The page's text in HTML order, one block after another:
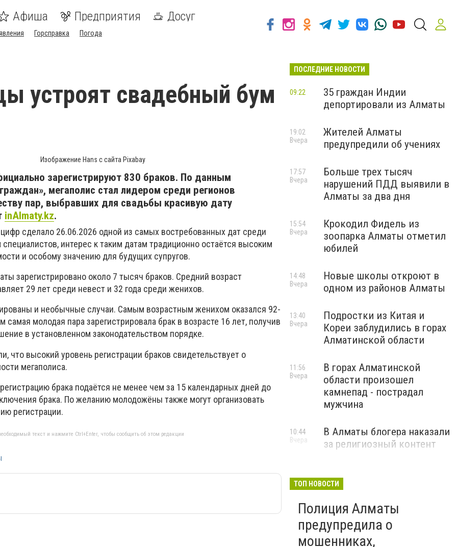
Афиша Предприятия Досуг
Горсправка Погода
устроят свадебный бум
Изображение Hans с сайта Pixabay
зарегистрируют 830 браков. По данным
мегаполис стал лидером среди регионов
пар, выбравших для свадьбы красивую дату
inAlmaty.kz.
сделало 26.06.2026 одной из самых востребованных дат среди
интерес к таким датам традиционно остаётся высоким
и особому значению для будущих супругов.
зарегистрировано около 7 тысяч браков. Средний возраст
29 лет среди невест и 32 года среди женихов.
и необычные случаи. Самым возрастным женихом оказался 92-
самая молодая пара зарегистрировала брак в возрасте 16 лет, получив
в установленном законодательством порядке.
что высокий уровень регистрации браков свидетельствует о
мегаполиса.
брака подаётся не менее чем за 15 календарных дней до
брака. По желанию молодожёны также могут организовать
регистрации.
текст и нажмите Ctrl+Enter, чтобы сообщить об этом редакции
ПОСЛЕДНИЕ НОВОСТИ
35 граждан Индии
депортировали из Алматы
09:22
Жителей Алматы
предупредили об учениях
19:02
Вчера
Больше трех тысяч
нарушений ПДД выявили в
Алматы за два дня
17:57
Вчера
Крокодил Фидель из
зоопарка Алматы отметил
юбилей
15:54
Вчера
Новые школы откроют в
одном из районов Алматы
14:48
Вчера
Подростки из Китая и
Кореи заблудились в горах
Алматинской области
13:40
Вчера
В горах Алматинской
области произошел
камнепад - пострадал
мужчина
11:56
Вчера
В Алматы блогера наказали
за религиозный контент
10:44
Вчера
ТОП НОВОСТИ
Полиция Алматы
предупредила о
мошенниках,